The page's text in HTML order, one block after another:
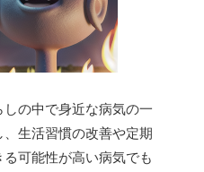
の中で身近な病気の一
生活習慣の改善や定期
可能性が高い病気でも